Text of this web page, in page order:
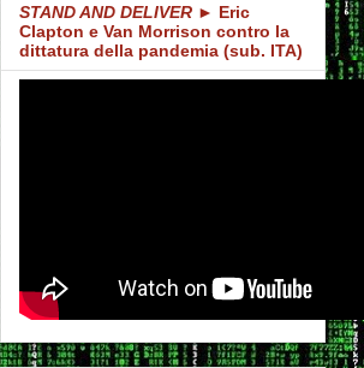
STAND AND DELIVER► Eric
Clapton e Van Morrison contro la
dittatura della pandemia (sub. ITA)